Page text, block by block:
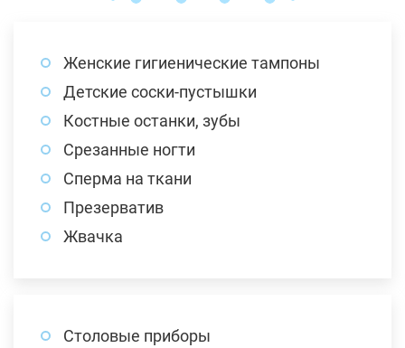
Женские гигиенические тампоны
Детские соски-пустышки
Костные останки, зубы
Срезанные ногти
Сперма на ткани
Презерватив
Жвачка
Столовые приборы